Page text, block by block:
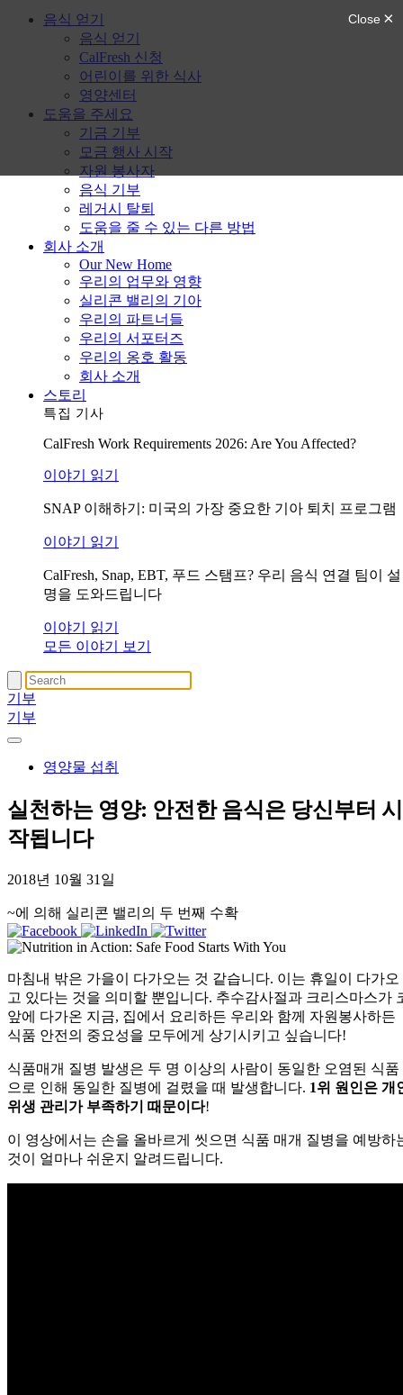
음식 얻기
음식 얻기
CalFresh 신청
어린이를 위한 식사
영양센터
도움을 주세요
기금 기부
모금 행사 시작
자원 봉사자
음식 기부
레거시 탈퇴
도움을 줄 수 있는 다른 방법
회사 소개
Our New Home
우리의 업무와 영향
실리콘 밸리의 기아
우리의 파트너들
우리의 서포터즈
우리의 옹호 활동
회사 소개
스토리
특집 기사
CalFresh Work Requirements 2026: Are You Affected?
이야기 읽기
SNAP 이해하기: 미국의 가장 중요한 기아 퇴치 프로그램
이야기 읽기
CalFresh, Snap, EBT, 푸드 스탬프? 우리 음식 연결 팀이 설
명을 도와드립니다
이야기 읽기
모든 이야기 보기
기부
기부
영양물 섭취
실천하는 영양: 안전한 음식은 당신부터 시
작됩니다
2018년 10월 31일
~에 의해 실리콘 밸리의 두 번째 수확
마침내 밖은 가을이 다가오는 것 같습니다. 이는 휴일이 다가오
고 있다는 것을 의미할 뿐입니다. 추수감사절과 크리스마스가
앞에 다가온 지금, 집에서 요리하든 우리와 함께 자원봉사하든
식품 안전의 중요성을 모두에게 상기시키고 싶습니다!
식품매개 질병 발생은 두 명 이상의 사람이 동일한 오염된 식품
으로 인해 동일한 질병에 걸렸을 때 발생합니다. 1위 원인은 개
위생 관리가 부족하기 때문이다!
이 영상에서는 손을 올바르게 씻으면 식품 매개 질병을 예방하
것이 얼마나 쉬운지 알려드립니다.